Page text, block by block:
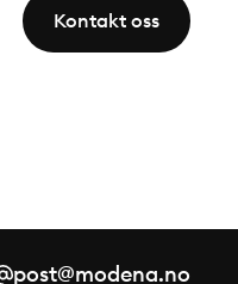
Kontakt oss
post@modena.no